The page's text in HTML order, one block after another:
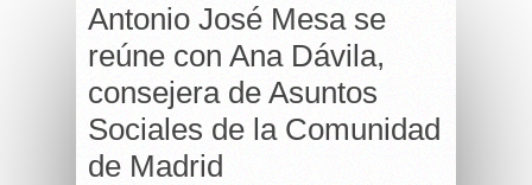
Antonio José Mesa se
reúne con Ana Dávila,
consejera de Asuntos
Sociales de la Comunidad
de Madrid